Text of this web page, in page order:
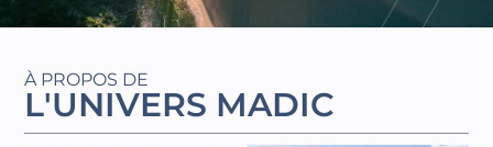
À PROPOS DE
L'UNIVERS MADIC